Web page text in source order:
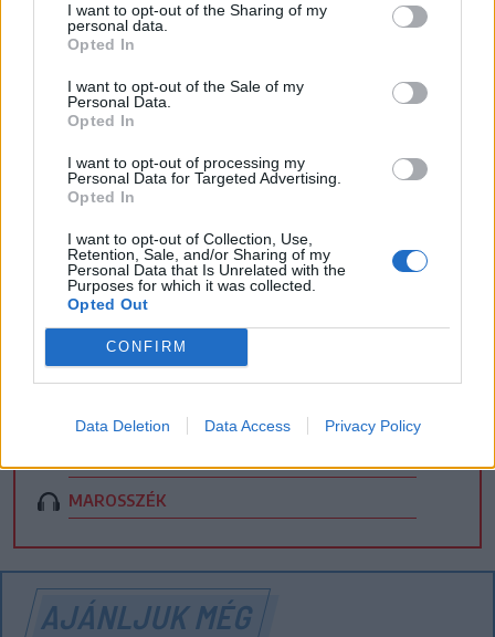
I want to opt-out of the Sharing of my
personal data.
Opted In
I want to opt-out of the Sale of my
Personal Data.
Opted In
I want to opt-out of processing my
Personal Data for Targeted Advertising.
Opted In
I want to opt-out of Collection, Use,
Retention, Sale, and/or Sharing of my
Personal Data that Is Unrelated with the
Purposes for which it was collected.
Opted Out
CONFIRM
Data Deletion Data Access Privacy Policy
CSÍKSZÉK
UDVARHELYSZÉK
MAROSSZÉK
AJÁNLJUK MÉG